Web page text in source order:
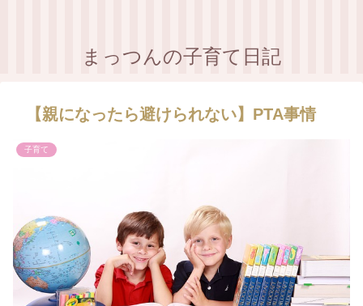
まっつんの子育て日記
【親になったら避けられない】PTA事情
子育て